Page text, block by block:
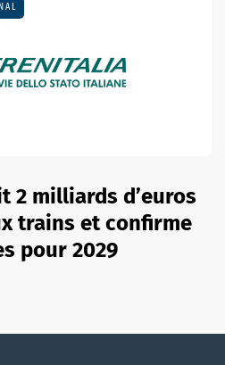
2 milliards d’euros
trains et confirme
pour 2029